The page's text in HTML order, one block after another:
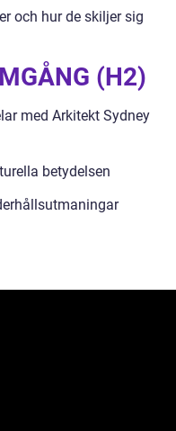
och hur de skiljer sig
(H2)
med Arkitekt Sydney
betydelsen